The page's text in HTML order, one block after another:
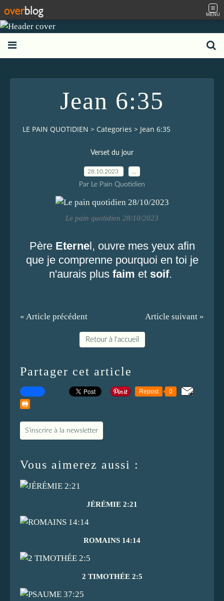
MENU
Jean 6:35
LE PAIN QUOTIDIEN > Categories > Jean 6:35
Verset du jour
28.10.2023
Par Le Pain Quotidien
Le pain quotidien 28/10/2023
Père Eternel, ouvre mes yeux afin
que je comprenne pourquoi en toi je
n'aurais plus faim et soif.
« Article précédent Article suivant »
Retour à l'accueil
Partager cet article
Repost 0
S'inscrire à la newsletter
Vous aimerez aussi :
JÉRÉMIE 2:21
ROMAINS 14:14
2 TIMOTHÉE 2:5